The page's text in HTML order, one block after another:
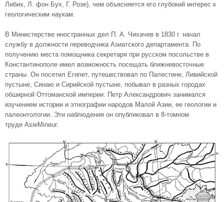
Либих, Л. фон Бух, Г. Розе), чем объясняется его глубокий интерес к
геологическим наукам.
В Министерстве иностранных дел П. А. Чихачев в 1830 г. начал
службу в должности переводчика Азиатского департамента. По
получению места помощника секретаря при русском посольстве в
Константинополе имел возможность посещать ближневосточные
страны. Он посетил Египет, путешествовал по Палестине, Ливийской
пустыне, Синаю и Сирийской пустыне, побывал в разных городах
обширной Оттоманской империи. Петр Александрович занимался
изучением истории и этнографии народов Малой Азии, ее геологии и
палеонтологии. Эти наблюдения он опубликовал в 8-томном
труде AsieMineur.